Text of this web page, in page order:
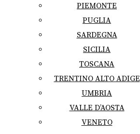
PIEMONTE
PUGLIA
SARDEGNA
SICILIA
TOSCANA
TRENTINO ALTO ADIGE
UMBRIA
VALLE D’AOSTA
VENETO